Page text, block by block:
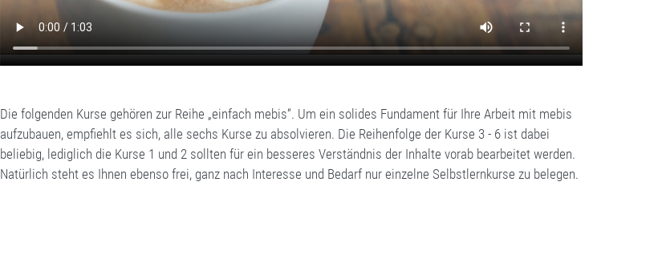
Die folgenden Kurse gehören zur Reihe „einfach mebis“. Um ein solides Fundament für Ihre Arbeit mit mebis
aufzubauen, empfiehlt es sich, alle sechs Kurse zu absolvieren. Die Reihenfolge der Kurse 3 - 6 ist dabei
beliebig, lediglich die Kurse 1 und 2 sollten für ein besseres Verständnis der Inhalte vorab bearbeitet werden.
Natürlich steht es Ihnen ebenso frei, ganz nach Interesse und Bedarf nur einzelne Selbstlernkurse zu belegen.